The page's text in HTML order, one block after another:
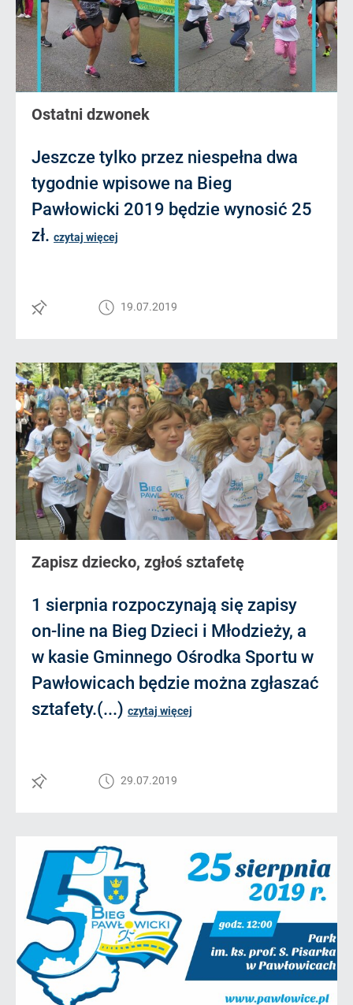
Ostatni dzwonek
Jeszcze tylko przez niespełna dwa
tygodnie wpisowe na Bieg
Pawłowicki 2019 będzie wynosić 25
zł. czytaj więcej
19.07.2019
Zapisz dziecko, zgłoś sztafetę
1 sierpnia rozpoczynają się zapisy
on-line na Bieg Dzieci i Młodzieży, a
w kasie Gminnego Ośrodka Sportu w
Pawłowicach będzie można zgłaszać
sztafety.(...) czytaj więcej
29.07.2019